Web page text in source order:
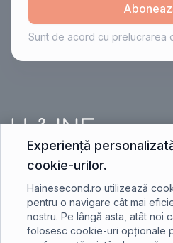
Sunt de acord cu prelucrarea
contact@hainesecond.ro
+40 750 401 891
Experiență
cookie-urilor.
Hainesecond.ro utilizează
pentru o navigare cât mai
nostru. Pe lângă asta, atât noi
folosesc cookie-uri opționale